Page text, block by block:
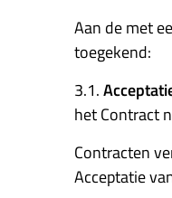
Aan de met
toegekend:
3.1.
het Contract
Contracten
Acceptatie